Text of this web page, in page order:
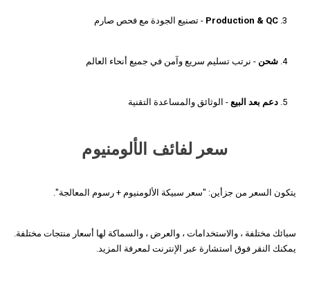
Production & QC - تصنيع الجودة مع فحص صارم
شحن - نرتب تسليم سريع وآمن في جميع أنحاء العالم
دعم بعد البيع - الوثائق والمساعدة التقنية
سعر لفائف الألومنيوم
يتكون السعر من جزأين: "سعر سبيكة الألومنيوم + رسوم المعالجة".
سبائك مختلفة ، والاستخدامات ، والعرض ، والسماكة لها أسعار منتجات مختلفة.
يمكنك النقر فوق استشارة عبر الإنترنت لمعرفة المزيد.